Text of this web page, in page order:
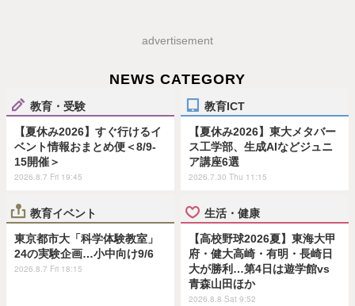
advertisement
NEWS CATEGORY
教育・受験
【夏休み2026】すぐ行けるイ
ベント情報おまとめ便＜8/9-
15開催＞
2026.8.7 Fri 19:45
教育ICT
【夏休み2026】東大メタバー
ス工学部、生成AIなどジュニ
ア講座6選
2026.7.30 Thu 11:15
教育イベント
東京都市大「科学体験教室」
24の実験企画…小中向け9/6
2026.8.7 Fri 18:15
生活・健康
【高校野球2026夏】東海大甲
府・健大高崎・有明・長崎日
大が勝利…第4日は遊学館vs
青森山田ほか
2026.8.8 Sat 9:52